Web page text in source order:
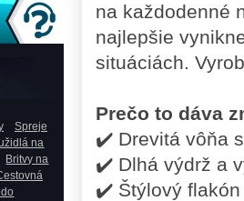
Spreje
na
Britvy na
na každodenné
najlepšie
situáciách.
Prečo to dáva
✔️ Drevitá vôňa
✔️ Dlhá výdrž a
✔️ Štýlový flakón